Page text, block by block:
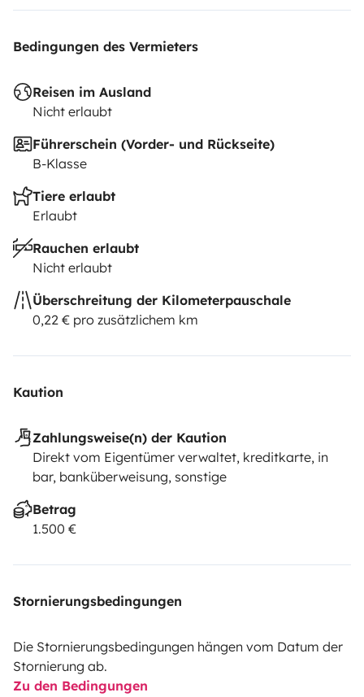
Bedingungen des Vermieters
Reisen im Ausland
Nicht erlaubt
Führerschein (Vorder- und Rückseite)
B-Klasse
Tiere erlaubt
Erlaubt
Rauchen erlaubt
Nicht erlaubt
Überschreitung der Kilometerpauschale
0,22 € pro zusätzlichem km
Kaution
Zahlungsweise(n) der Kaution
Direkt vom Eigentümer verwaltet, kreditkarte, in
bar, banküberweisung, sonstige
Betrag
1.500 €
Stornierungsbedingungen
Die Stornierungsbedingungen hängen vom Datum der
Stornierung ab.
Zu den Bedingungen